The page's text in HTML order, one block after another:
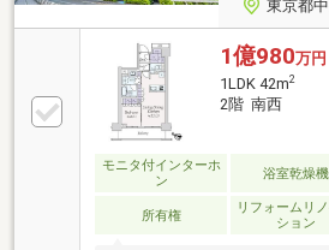
東京都
1億980万円
1LDK 42m2
2階 南西
モニタ付インターホ
ン
浴室乾燥機
所有権
リフォームリ
ション